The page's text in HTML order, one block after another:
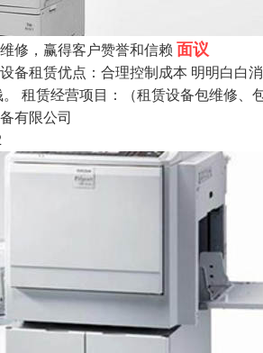
修，赢得客户赞誉和信赖 面议
备租赁优点：合理控制成本 明明白白
租赁经营项目：（租赁设备包维修
有限公司